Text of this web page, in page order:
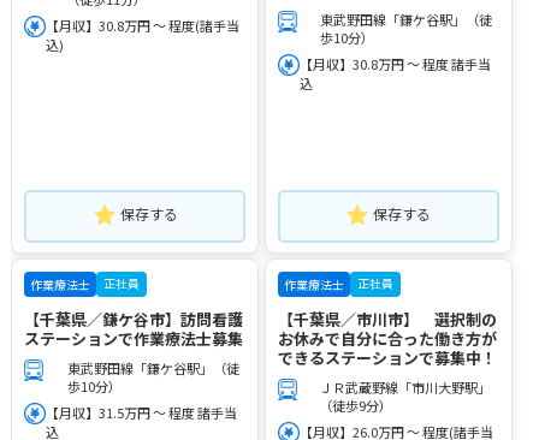
【月収】30.8万円 ～ 程度(諸手当
込)
保存する
東武野田線「鎌ケ谷駅」（徒
歩10分）
【月収】30.8万円 ～ 程度 諸手当
込
保存する
作業療法士 正社員
【千葉県／鎌ケ谷市】訪問看護
ステーションで作業療法士募集
東武野田線「鎌ケ谷駅」（徒
歩10分）
【月収】31.5万円 ～ 程度 諸手当
込
作業療法士 正社員
【千葉県／市川市】 選択制の
お休みで自分に合った働き方が
できるステーションで募集中！
ＪＲ武蔵野線「市川大野駅」
（徒歩9分）
【月収】26.0万円 ～ 程度(諸手当